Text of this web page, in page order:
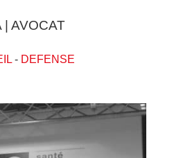
| AVOCAT
- DEFENSE